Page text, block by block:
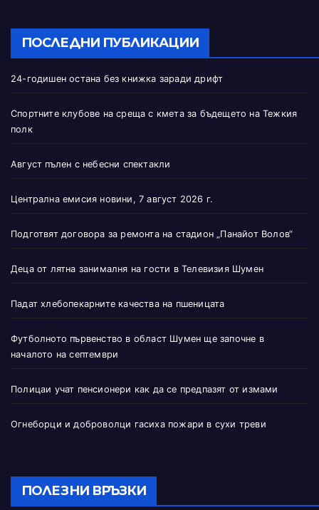
ПОСЛЕДНИ ПУБЛИКАЦИИ
24-годишен остана без книжка заради дрифт
Спортните клубове на среща с кмета за бъдещето на Тежкия
полк
Август пълен с небесни спектакли
Централна емисия новини, 7 август 2026 г.
Подготвят договора за ремонта на стадион „Панайот Волов“
Деца от лятна занималня на гости в Телевизия Шумен
Падат хлебопекарните качества на пшеницата
Футболното първенство в област Шумен ще започне в
началото на септември
Полицаи учат пенсионери как да се предпазят от измами
Огнеборци и доброволци гасиха пожари в сухи треви
ПОЛЕЗНИ ВРЪЗКИ